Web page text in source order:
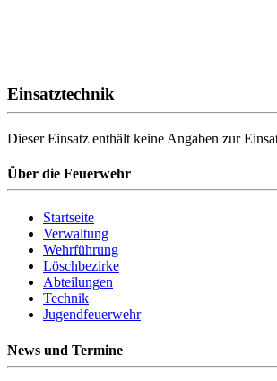
Einsatztechnik
Dieser Einsatz enthält keine Angaben zur
Über die Feuerwehr
Startseite
Verwaltung
Wehrführung
Löschbezirke
Abteilungen
Technik
Jugendfeuerwehr
News und Termine